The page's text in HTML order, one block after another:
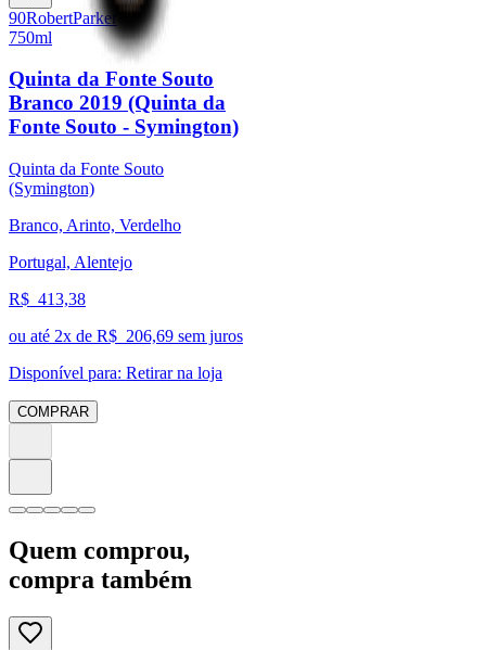
90RobertParker
750ml
Quinta da Fonte Souto
Branco 2019 (Quinta da
Fonte Souto - Symington)
Quinta da Fonte Souto
(Symington)
Branco, Arinto, Verdelho
Portugal, Alentejo
R$ 413,38
ou até 2x de R$ 206,69 sem juros
Disponível para: Retirar na loja
COMPRAR
Quem comprou,
compra também